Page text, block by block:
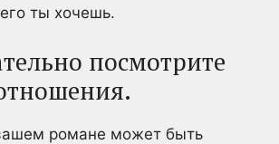
ты хочешь.
посмотрите
романе может быть